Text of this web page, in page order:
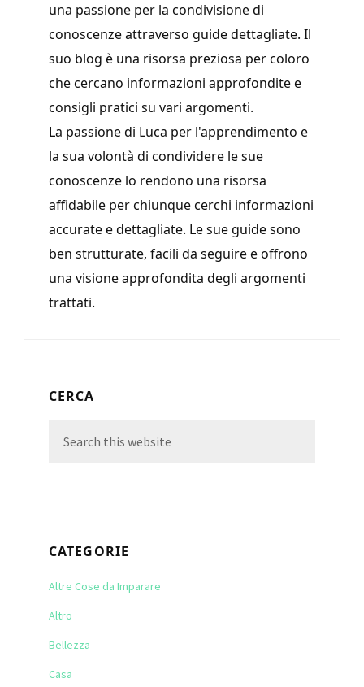
una passione per la condivisione di
conoscenze attraverso guide dettagliate. Il
suo blog è una risorsa preziosa per coloro
che cercano informazioni approfondite e
consigli pratici su vari argomenti.
La passione di Luca per l'apprendimento e
la sua volontà di condividere le sue
conoscenze lo rendono una risorsa
affidabile per chiunque cerchi informazioni
accurate e dettagliate. Le sue guide sono
ben strutturate, facili da seguire e offrono
una visione approfondita degli argomenti
trattati.
Primary
CERCA
this
CATEGORIE
Altre Cose da Imparare
Altro
Bellezza
Casa